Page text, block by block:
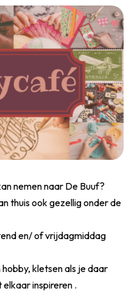
nemen naar De Buuf?
thuis ook gezellig onder de
en/ of vrijdagmiddag
kletsen als je daar
inspireren .